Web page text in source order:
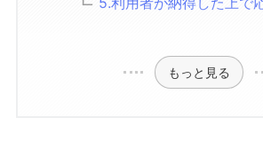
もっと見る